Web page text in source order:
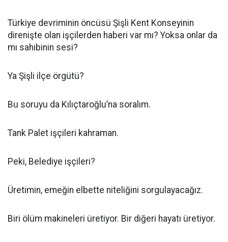
Türkiye devriminin öncüsü Şişli Kent Konseyinin
direnişte olan işçilerden haberi var mı? Yoksa onlar da
mı sahibinin sesi?
Ya Şişli ilçe örgütü?
Bu soruyu da Kılıçtaroğlu’na soralım.
Tank Palet işçileri kahraman.
Peki, Belediye işçileri?
Üretimin, emeğin elbette niteliğini sorgulayacağız.
Biri ölüm makineleri üretiyor. Bir diğeri hayatı üretiyor.